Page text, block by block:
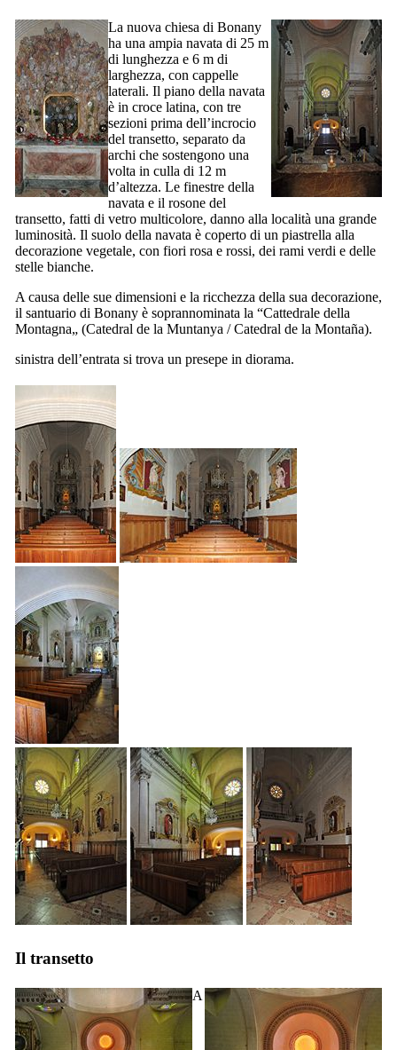
La nuova chiesa di Bonany
ha una ampia navata di 25 m
di lunghezza e 6 m di
larghezza, con cappelle
laterali. Il piano della navata
è in croce latina, con tre
sezioni prima dell’incrocio
del transetto, separato da
archi che sostengono una
volta in culla di 12 m
d’altezza. Le finestre della
navata e il rosone del
transetto, fatti di vetro multicolore, danno alla località una grande
luminosità. Il suolo della navata è coperto di un piastrella alla
decorazione vegetale, con fiori rosa e rossi, dei rami verdi e delle
stelle bianche.
A causa delle sue dimensioni e la ricchezza della sua decorazione,
il santuario di Bonany è soprannominata la “Cattedrale della
Montagna„ (Catedral de la Muntanya /Catedral de la Montaña).
sinistra dell’entrata si trova un presepe in diorama.
Il transetto
A